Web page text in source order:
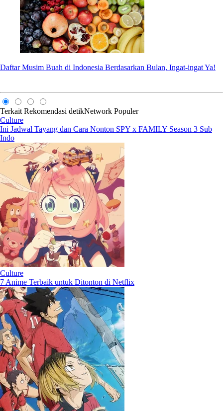
Daftar Musim Buah di Indonesia Berdasarkan Bulan, Ingat-ingat Ya!
Terkait Rekomendasi detikNetwork Populer
Culture
Ini Jadwal Tayang dan Cara Nonton SPY x FAMILY Season 3 Sub
Indo
Culture
7 Anime Terbaik untuk Ditonton di Netflix